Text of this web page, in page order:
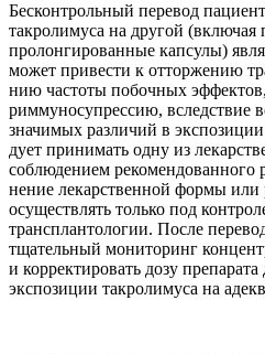
Бес­кон­троль­ный пере­вод
такро­лимуса на дру­гой (вклю­чая
про­лонги­ро­ван­ные кап­сулы)
может при­ве­сти к отторже­нию
нию частоты побоч­ных
римму­но­супрес­сию, вслед­ствие
зна­чимых раз­ли­чий в
дует при­нимать одну из
соблю­де­нием
не­ние лекар­ствен­ной формы или
осуществ­лять только под
трансплан­то­логии. После
тща­тель­ный мони­то­ринг
и кор­рек­ти­ро­вать дозу
экс­по­зиции такро­лимуса на